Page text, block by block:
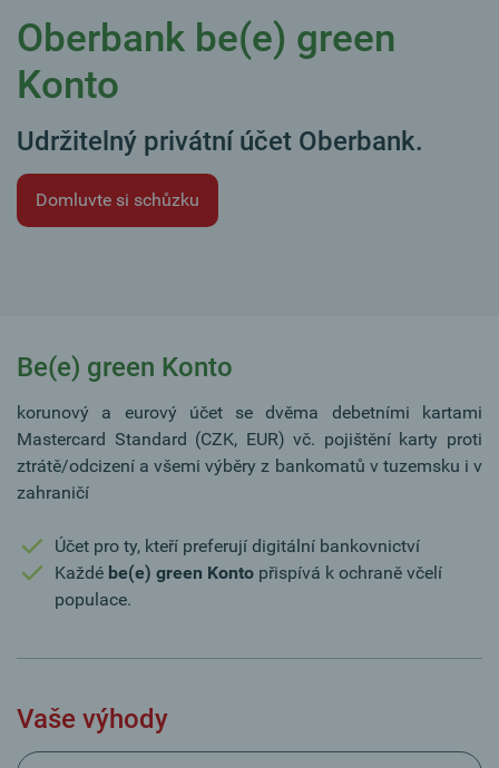
Oberbank be(e) green
Konto
Udržitelný privátní účet Oberbank.
Domluvte si schůzku
Be(e) green Konto
korunový a eurový účet se dvěma debetními kartami
Mastercard Standard (CZK, EUR) vč. pojištění karty proti
ztrátě/odcizení a všemi výběry z bankomatů v tuzemsku i v
zahraničí
Účet pro ty, kteří preferují digitální bankovnictví
Každé be(e) green Konto přispívá k ochraně včelí
populace.
Vaše výhody